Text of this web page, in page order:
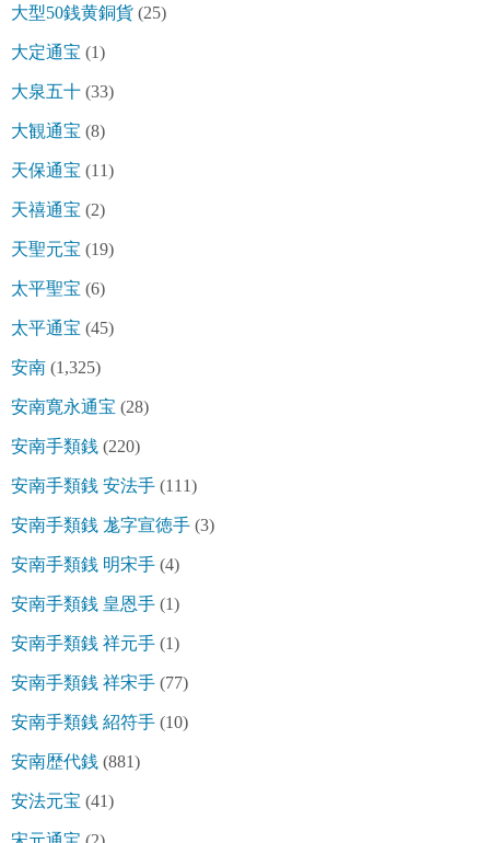
大型50銭黄銅貨 (25)
大定通宝 (1)
大泉五十 (33)
大観通宝 (8)
天保通宝 (11)
天禧通宝 (2)
天聖元宝 (19)
太平聖宝 (6)
太平通宝 (45)
安南 (1,325)
安南寛永通宝 (28)
安南手類銭 (220)
安南手類銭 安法手 (111)
安南手類銭 尨字宣徳手 (3)
安南手類銭 明宋手 (4)
安南手類銭 皇恩手 (1)
安南手類銭 祥元手 (1)
安南手類銭 祥宋手 (77)
安南手類銭 紹符手 (10)
安南歴代銭 (881)
安法元宝 (41)